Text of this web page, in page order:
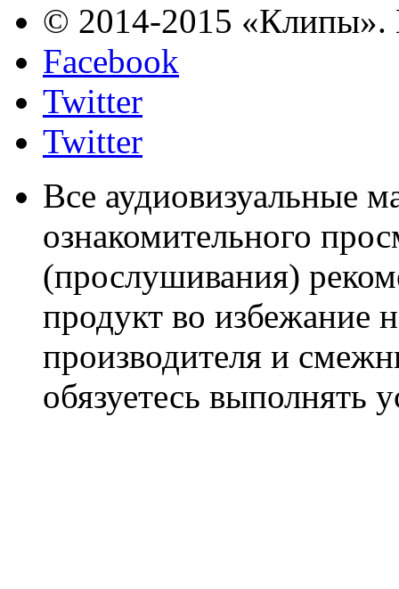
© 2014-2015 «Клипы».
Facebook
Twitter
Twitter
Все аудиовизуальные
ознакомительного
(прослушивания)
продукт во избежание
производителя и
обязуетесь выполнять